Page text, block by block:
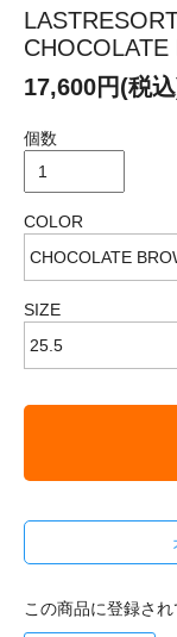
17,600円(税
個数
COLOR
SIZE
この商品に登録さ